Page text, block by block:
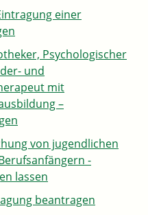
einer
Psychologischer
und
mit
–
von jugendlichen
-
lassen
beantragen